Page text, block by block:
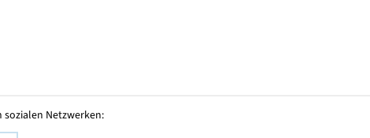
sozialen Netzwerken: